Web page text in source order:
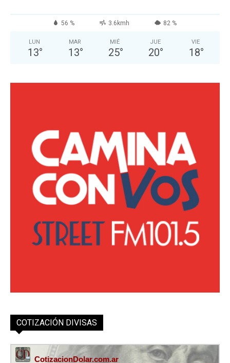
56 % 3.6kmh 82 %
LUN
13°
MAR
13°
MIÉ
25°
JUE
20°
VIE
18°
COTIZACIÓN DIVISAS